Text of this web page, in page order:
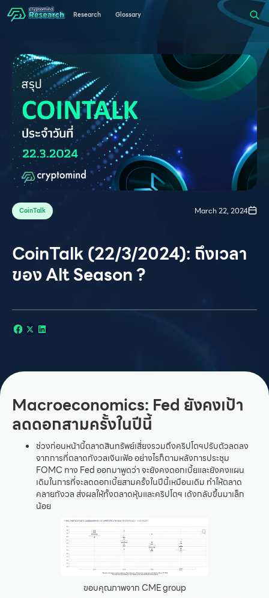
Research Glossary
CoinTalk March 22, 2024
CoinTalk (22/3/2024): ถึงเวลา
ของ Alt Season ?
Macroeconomics: Fed ยังคงเป้า
ลดดอกสามครั้งในปีนี้
ช่วงก่อนหน้านี้ตลาดสินทรัพย์เสี่ยงรวมถึงคริปโตฯปรับตัวลดลง
จากการที่ตลาดกังวลเงินเฟ้อ อย่างไรก็ตามหลังการประชุม
FOMC ทาง Fed ออกมาพูดว่า จะยังคงดอกเบี้ยและยังคงแผน
เดิมในการที่จะลดดอกเบี้ยสามครั้งในปีนี้เหมือนเดิม ทำให้ตลาด
คลายกังวล ส่งผลให้ทั้งตลาดหุ้นและคริปโตฯ เด้งกลับขึ้นมาเล็ก
น้อย
ขอบคุณภาพจาก CME group